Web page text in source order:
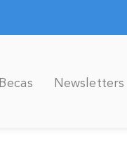
Becas Newsletters